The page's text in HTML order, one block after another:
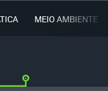
MEIO AMBIENTE